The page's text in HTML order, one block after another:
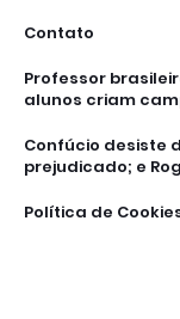
Contato
Professor
alunos criam
Confúcio desiste
prejudicado; e
Política de